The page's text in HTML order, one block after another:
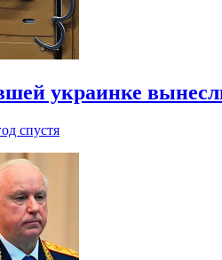
украинке
спустя